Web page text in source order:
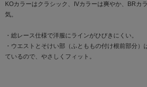
KOカラーはクラシック、IVカラーは爽やか、BRカ
気。
・総レース仕様で洋服にラインがひびきにくい。
・ウエストとそけい部（ふとももの付け根前部分）
ているので、やさしくフィット。